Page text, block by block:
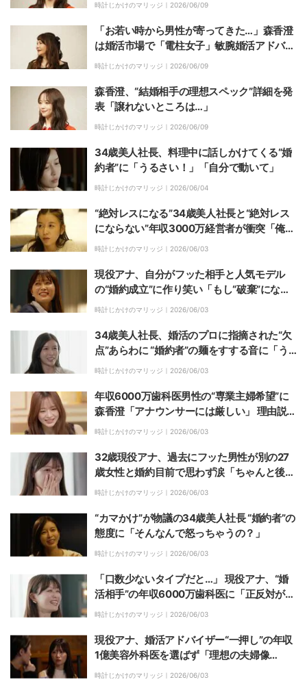
時計じかけのマリッジ｜ 2026/06/09
「お若い時から男性が寄ってきた…」森香澄
は婚活市場で「電柱女子」敏腕婚活アドバイ
ザーが断言
時計じかけのマリッジ｜ 2026/06/09
森香澄、“結婚相手の理想スペック”詳細を発
表「譲れないところは…」
時計じかけのマリッジ｜ 2026/06/09
34歳美人社長、料理中に話しかけてくる“婚
約者”に「うるさい！」「自分で動いて」
時計じかけのマリッジ｜ 2026/06/04
“絶対レスになる”34歳美人社長と“絶対レス
にならない”年収3000万経営者が衝突「俺ム
リかも」「アホらしい」
時計じかけのマリッジ｜ 2026/06/03
現役アナ、自分がフッた相手と人気モデル
の“婚約成立”に作り笑い「もし“破棄”になっ
たら…」
時計じかけのマリッジ｜ 2026/06/03
34歳美人社長、婚活のプロに指摘された“欠
点”あらわに “婚約者”の麺をすする音に「う
るさい」
時計じかけのマリッジ｜ 2026/06/03
年収6000万歯科医男性の“専業主婦希望”に
森香澄「アナウンサーには厳しい」 理由説明
で評価一変「めっちゃ良い！」
時計じかけのマリッジ｜ 2026/06/03
32歳現役アナ、過去にフッた男性が別の27
歳女性と婚約目前で思わず涙「ちゃんと後悔
してる」
時計じかけのマリッジ｜ 2026/06/03
“カマかけ”が物議の34歳美人社長 “婚約者”の
態度に「そんなんで怒っちゃうの？」
時計じかけのマリッジ｜ 2026/06/03
「口数少ないタイプだと…」 現役アナ、“婚
活相手”の年収6000万歯科医に「正反対が来
た」
時計じかけのマリッジ｜ 2026/06/03
現役アナ、婚活アドバイザー“一押し”の年収
1億美容外科医を選ばず「理想の夫婦像
が…」
時計じかけのマリッジ｜ 2026/06/03